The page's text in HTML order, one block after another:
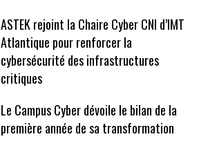
ASTEK rejoint la Chaire Cyber CNI d’IMT
Atlantique pour renforcer la
cybersécurité des infrastructures
critiques
Le Campus Cyber dévoile le bilan de la
première année de sa transformation